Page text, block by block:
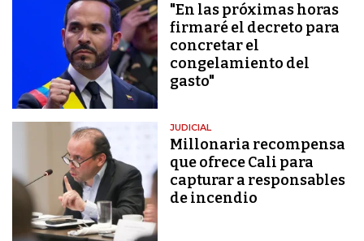
"En las próximas horas
firmaré el decreto para
concretar el
congelamiento del
gasto"
JUDICIAL
Millonaria recompensa
que ofrece Cali para
capturar a responsables
de incendio